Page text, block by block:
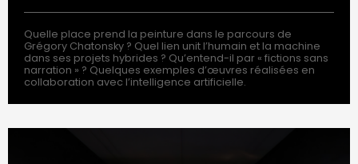
Quelle place prend la peinture dans le parcours de
Grégory Chatonsky ? Quel lien unit l’humain et la machine
dans ses projets hybrides ? Qu’entend-il par « fictions sans
narration » ? Quelques exemples d’œuvres réalisées en
collaboration avec l’intelligence artificielle.